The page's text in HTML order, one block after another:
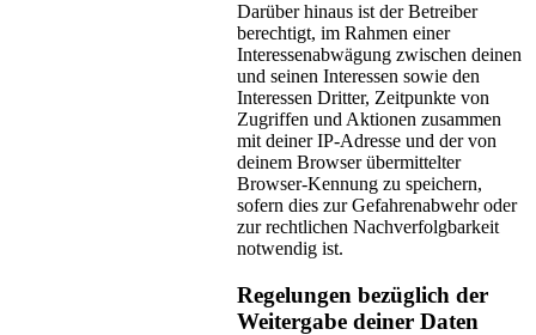
Darüber hinaus ist der Betreiber
berechtigt, im Rahmen einer
Interessenabwägung zwischen deinen
und seinen Interessen sowie den
Interessen Dritter, Zeitpunkte von
Zugriffen und Aktionen zusammen
mit deiner IP-Adresse und der von
deinem Browser übermittelter
Browser-Kennung zu speichern,
sofern dies zur Gefahrenabwehr oder
zur rechtlichen Nachverfolgbarkeit
notwendig ist.
Regelungen bezüglich der
Weitergabe deiner Daten